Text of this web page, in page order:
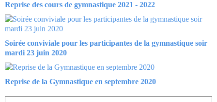
Reprise des cours de gymnastique 2021 - 2022
Soirée conviviale pour les participantes de la gymnastique soir
mardi 23 juin 2020
Reprise de la Gymnastique en septembre 2020